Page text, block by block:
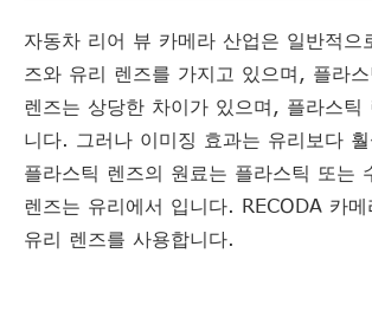
자동차 리어 뷰 카메라 산업은 일반적으
즈와 유리 렌즈를 가지고 있으며, 플라
렌즈는 상당한 차이가 있으며, 플라스틱
니다. 그러나 이미징 효과는 유리보다
플라스틱 렌즈의 원료는 플라스틱 또는
렌즈는 유리에서 입니다. RECODA 카메
유리 렌즈를 사용합니다.